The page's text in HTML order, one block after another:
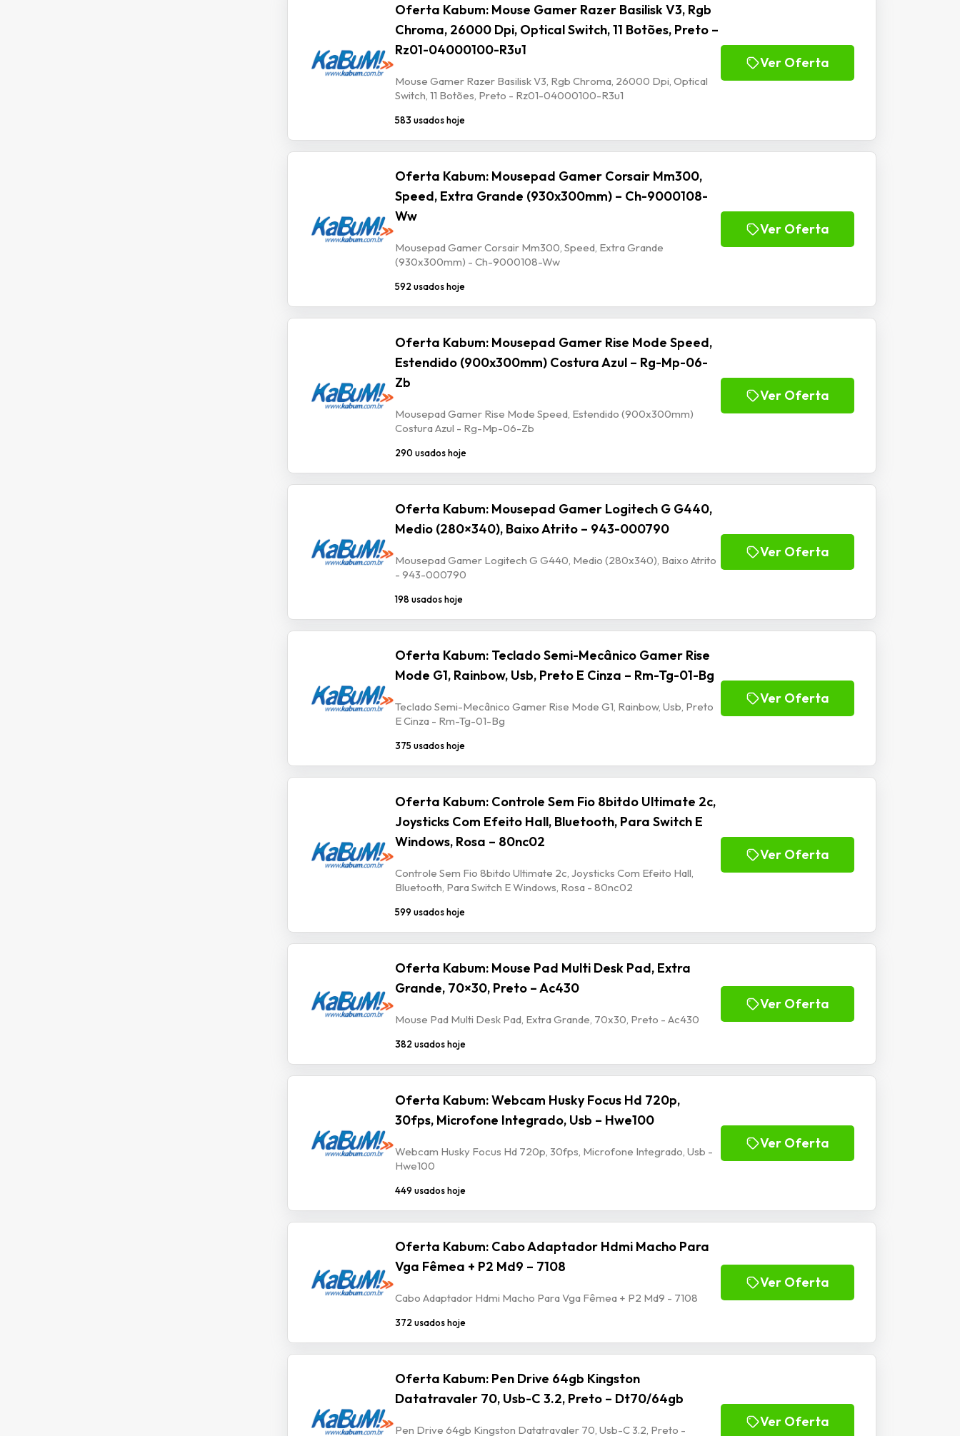
Oferta Kabum: Mouse Gamer Razer Basilisk V3, Rgb
Chroma, 26000 Dpi, Optical Switch, 11 Botões, Preto –
Rz01-04000100-R3u1
Mouse Gamer Razer Basilisk V3, Rgb Chroma, 26000 Dpi, Optical
Switch, 11 Botões, Preto - Rz01-04000100-R3u1
583 usados hoje
Ver Oferta
Oferta Kabum: Mousepad Gamer Corsair Mm300,
Speed, Extra Grande (930x300mm) – Ch-9000108-
Ww
Mousepad Gamer Corsair Mm300, Speed, Extra Grande
(930x300mm) - Ch-9000108-Ww
592 usados hoje
Ver Oferta
Oferta Kabum: Mousepad Gamer Rise Mode Speed,
Estendido (900x300mm) Costura Azul – Rg-Mp-06-
Zb
Mousepad Gamer Rise Mode Speed, Estendido (900x300mm)
Costura Azul - Rg-Mp-06-Zb
290 usados hoje
Ver Oferta
Oferta Kabum: Mousepad Gamer Logitech G G440,
Medio (280×340), Baixo Atrito – 943-000790
Mousepad Gamer Logitech G G440, Medio (280x340), Baixo Atrito
- 943-000790
198 usados hoje
Ver Oferta
Oferta Kabum: Teclado Semi-Mecânico Gamer Rise
Mode G1, Rainbow, Usb, Preto E Cinza – Rm-Tg-01-Bg
Teclado Semi-Mecânico Gamer Rise Mode G1, Rainbow, Usb, Preto
E Cinza - Rm-Tg-01-Bg
375 usados hoje
Ver Oferta
Oferta Kabum: Controle Sem Fio 8bitdo Ultimate 2c,
Joysticks Com Efeito Hall, Bluetooth, Para Switch E
Windows, Rosa – 80nc02
Controle Sem Fio 8bitdo Ultimate 2c, Joysticks Com Efeito Hall,
Bluetooth, Para Switch E Windows, Rosa - 80nc02
599 usados hoje
Ver Oferta
Oferta Kabum: Mouse Pad Multi Desk Pad, Extra
Grande, 70×30, Preto – Ac430
Mouse Pad Multi Desk Pad, Extra Grande, 70x30, Preto - Ac430
382 usados hoje
Ver Oferta
Oferta Kabum: Webcam Husky Focus Hd 720p,
30fps, Microfone Integrado, Usb – Hwe100
Webcam Husky Focus Hd 720p, 30fps, Microfone Integrado, Usb -
Hwe100
449 usados hoje
Ver Oferta
Oferta Kabum: Cabo Adaptador Hdmi Macho Para
Vga Fêmea + P2 Md9 – 7108
Cabo Adaptador Hdmi Macho Para Vga Fêmea + P2 Md9 - 7108
372 usados hoje
Ver Oferta
Oferta Kabum: Pen Drive 64gb Kingston
Datatravaler 70, Usb-C 3.2, Preto – Dt70/64gb
Pen Drive 64gb Kingston Datatravaler 70, Usb-C 3.2, Preto -
Ver Oferta